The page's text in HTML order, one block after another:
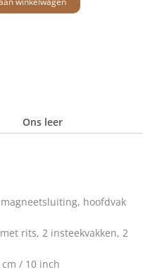
Ons leer
hoofdvak
rits, 2 insteekvakken, 2
cm / 10 inch